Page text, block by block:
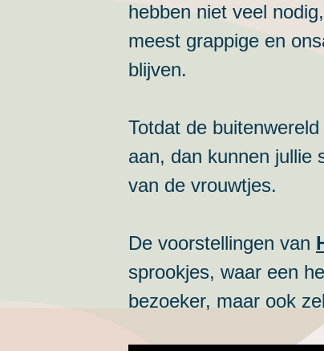
hebben niet veel
meest grappige en
blijven.
Totdat de
aan, dan kunnen jullie
van de vrouwtjes.
De voorstellingen van
sprookjes, waar een
bezoeker, maar ook